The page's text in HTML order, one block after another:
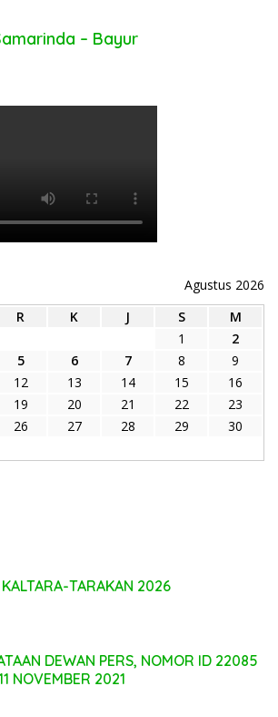
– Bayur
Agustus 2026
R K J S
M
1
2
5 6 7 8
9
12 13 14 15
16
19 20 21 22
23
26 27 28 29
30
TARAKAN 2026
DEWAN PERS, NOMOR ID 22085
NOVEMBER 2021